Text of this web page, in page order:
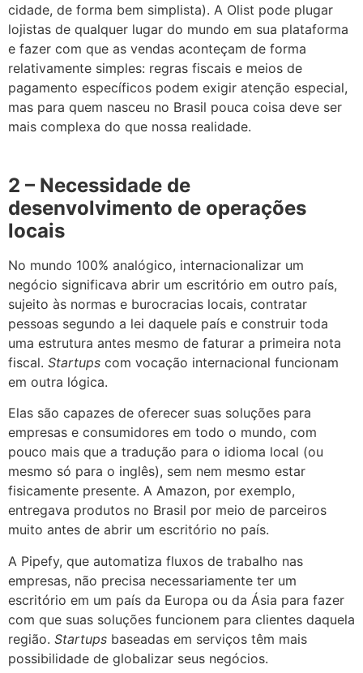
cidade, de forma bem simplista). A Olist pode plugar
lojistas de qualquer lugar do mundo em sua plataforma
e fazer com que as vendas aconteçam de forma
relativamente simples: regras fiscais e meios de
pagamento específicos podem exigir atenção especial,
mas para quem nasceu no Brasil pouca coisa deve ser
mais complexa do que nossa realidade.
2 – Necessidade de
desenvolvimento de operações
locais
No mundo 100% analógico, internacionalizar um
negócio significava abrir um escritório em outro país,
sujeito às normas e burocracias locais, contratar
pessoas segundo a lei daquele país e construir toda
uma estrutura antes mesmo de faturar a primeira nota
fiscal. Startups com vocação internacional funcionam
em outra lógica.
Elas são capazes de oferecer suas soluções para
empresas e consumidores em todo o mundo, com
pouco mais que a tradução para o idioma local (ou
mesmo só para o inglês), sem nem mesmo estar
fisicamente presente. A Amazon, por exemplo,
entregava produtos no Brasil por meio de parceiros
muito antes de abrir um escritório no país.
A Pipefy, que automatiza fluxos de trabalho nas
empresas, não precisa necessariamente ter um
escritório em um país da Europa ou da Ásia para fazer
com que suas soluções funcionem para clientes daquela
região. Startups baseadas em serviços têm mais
possibilidade de globalizar seus negócios.